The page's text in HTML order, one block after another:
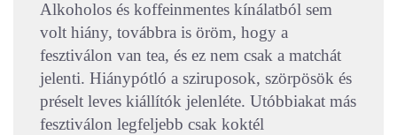
Alkoholos és koffeinmentes kínálatból sem
volt hiány, továbbra is öröm, hogy a
fesztiválon van tea, és ez nem csak a matchát
jelenti. Hiánypótló a sziruposok, szörpösök és
préselt leves kiállítók jelenléte. Utóbbiakat más
fesztiválon legfeljebb csak koktél